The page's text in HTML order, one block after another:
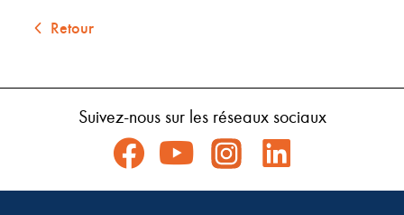
Retour
Suivez-nous sur les réseaux sociaux